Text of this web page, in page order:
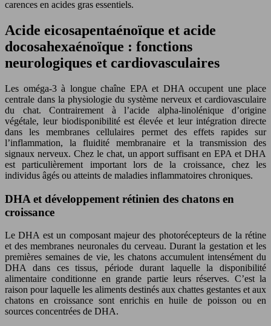
carences en acides gras essentiels.
Acide eicosapentaénoïque et acide
docosahexaénoïque : fonctions
neurologiques et cardiovasculaires
Les oméga-3 à longue chaîne EPA et DHA occupent une place
centrale dans la physiologie du système nerveux et cardiovasculaire
du chat. Contrairement à l’acide alpha-linolénique d’origine
végétale, leur biodisponibilité est élevée et leur intégration directe
dans les membranes cellulaires permet des effets rapides sur
l’inflammation, la fluidité membranaire et la transmission des
signaux nerveux. Chez le chat, un apport suffisant en EPA et DHA
est particulièrement important lors de la croissance, chez les
individus âgés ou atteints de maladies inflammatoires chroniques.
DHA et développement rétinien des chatons en
croissance
Le DHA est un composant majeur des photorécepteurs de la rétine
et des membranes neuronales du cerveau. Durant la gestation et les
premières semaines de vie, les chatons accumulent intensément du
DHA dans ces tissus, période durant laquelle la disponibilité
alimentaire conditionne en grande partie leurs réserves. C’est la
raison pour laquelle les aliments destinés aux chattes gestantes et aux
chatons en croissance sont enrichis en huile de poisson ou en
sources concentrées de DHA.